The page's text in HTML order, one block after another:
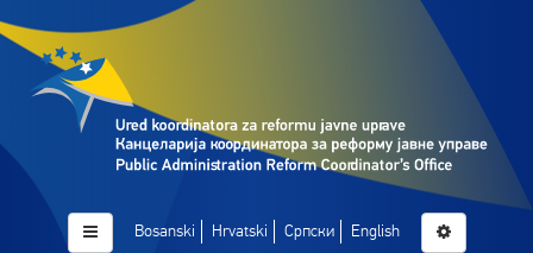
Bosanski Hrvatski Српски English